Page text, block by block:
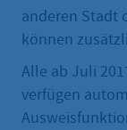
anderen Stadt
können
Alle ab Juli
verfügen